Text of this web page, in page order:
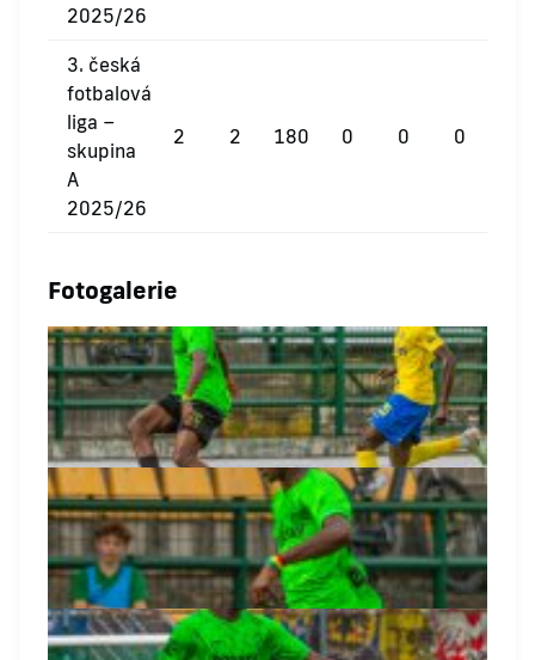
2025/26
3. česká
fotbalová
liga –
skupina
A
2025/26
2 2 180 0 0 0
Fotogalerie